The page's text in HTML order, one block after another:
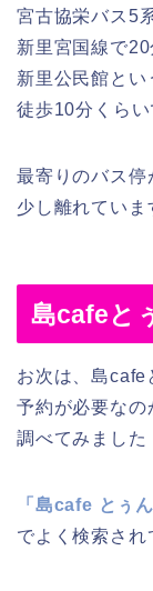
宮古協栄バス5
新里宮国線で20
新里公民館とい
徒歩10分くらい
最寄りのバス停
少し離れていま
島cafeと
お次は、島cafe
予約が必要なの
調べてみました
「島cafe とぅ
でよく検索され